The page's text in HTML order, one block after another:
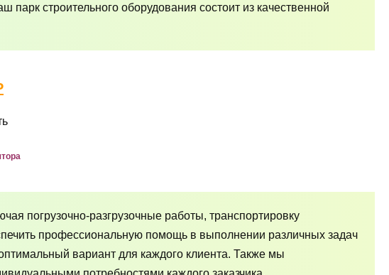
строительного оборудования состоит из качественной
погрузочно-разгрузочные работы, транспортировку
профессиональную помощь в выполнении различных задач
вариант для каждого клиента. Также мы